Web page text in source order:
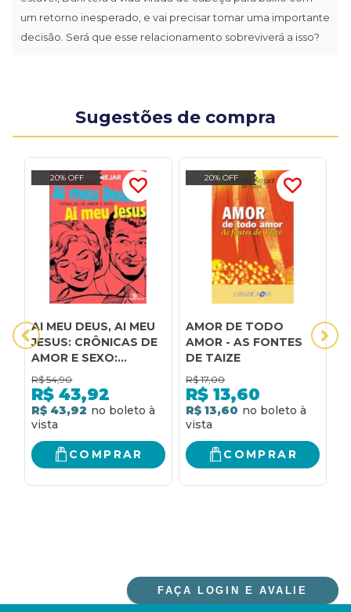
um retorno inesperado, e vai precisar tomar uma importante
decisão. Será que esse relacionamento sobreviverá a isso?
Sugestões de compra
20% OFF
AI MEU DEUS, AI MEU
JESUS: CRÔNICAS DE
AMOR E SEXO:
CRÔNICAS DE AMOR E
SEXO
R$ 54,90
R$ 43,92
R$ 43,92
COMPRAR
20% OFF
AMOR DE TODO
AMOR - AS FONTES
DE TAIZE
R$ 17,00
R$ 13,60
R$ 13,60
COMPRAR
FAÇA LOGIN E AVALIE